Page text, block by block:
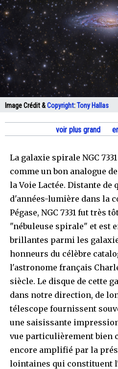
Image Crédit &Copyright:Tony Hallas
voir plus grand
La galaxie spirale NGC
comme un bon analogue
la Voie Lactée. Distante
d'années-lumière dans la
Pégase, NGC 7331 fut très
"nébuleuse spirale" et est
brillantes parmi les
honneurs du célèbre
l'astronome français
siècle. Le disque de cette
dans notre direction, de
télescope fournissent
une saisissante
vue particulièrement bien
encore amplifié par la
lointaines qui constituent